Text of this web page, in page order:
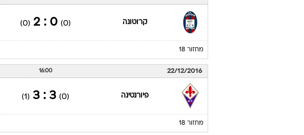
קרוטונה (0)
0 : 2
(0)
מחזור 18
22/12/2016
16:00
פיורנטינה (0)
3 : 3
(1)
מחזור 18